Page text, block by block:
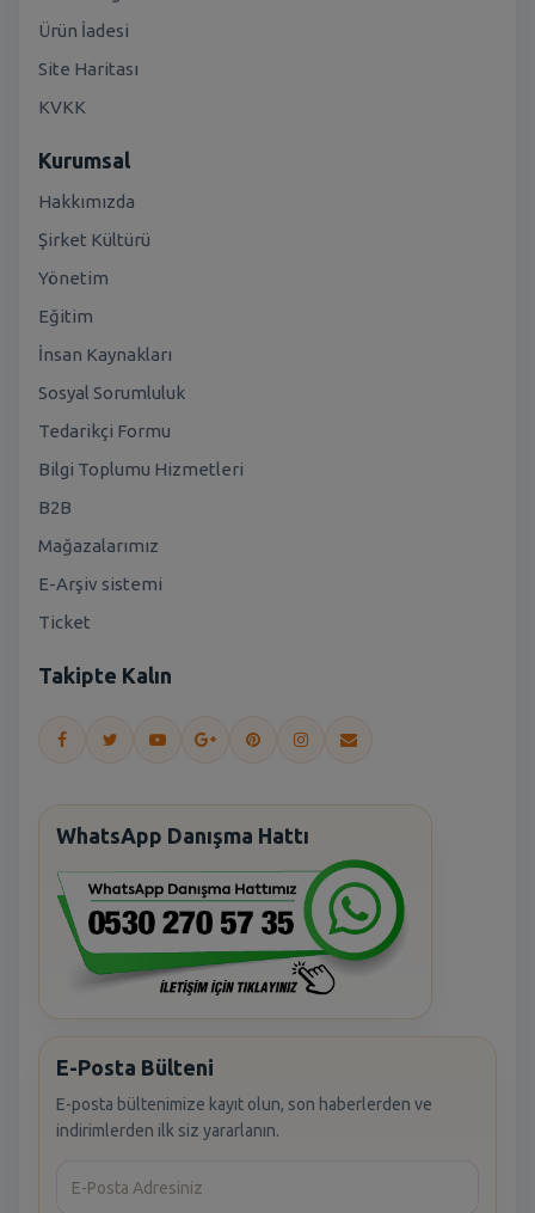
Ürün İadesi
Site Haritası
KVKK
Kurumsal
Hakkımızda
Şirket Kültürü
Yönetim
Eğitim
İnsan Kaynakları
Sosyal Sorumluluk
Tedarikçi Formu
Bilgi Toplumu Hizmetleri
B2B
Mağazalarımız
E-Arşiv sistemi
Ticket
Takipte Kalın
WhatsApp Danışma Hattı
E-Posta Bülteni
E-posta bültenimize kayıt olun, son haberlerden ve
indirimlerden ilk siz yararlanın.